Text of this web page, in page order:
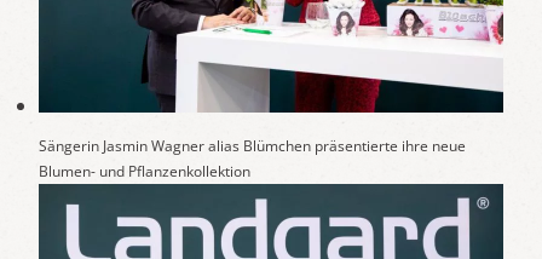
Sängerin Jasmin Wagner alias Blümchen präsentierte ihre neue
Blumen- und Pflanzenkollektion